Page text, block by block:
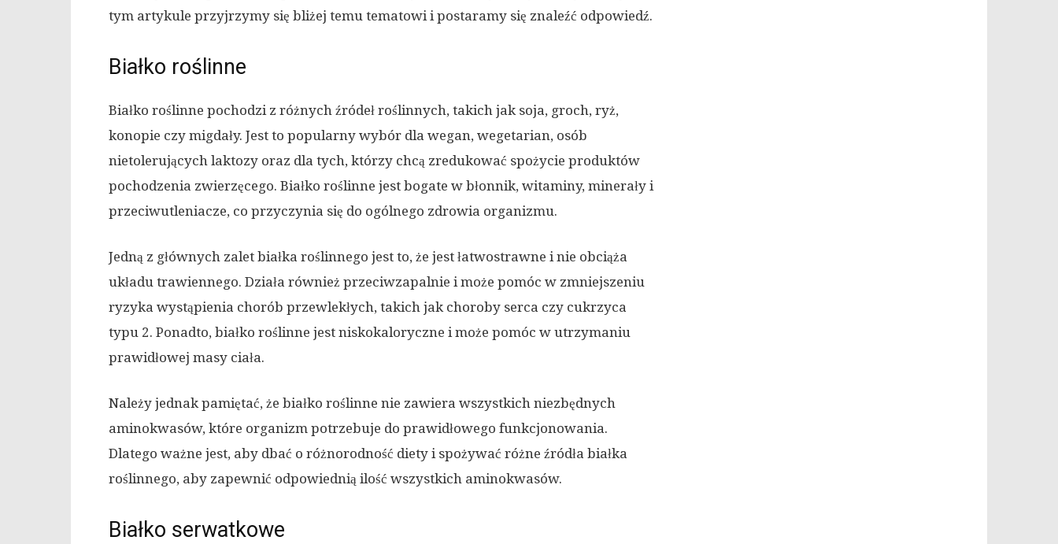
tym artykule przyjrzymy się bliżej temu tematowi i postaramy się znaleźć odpowiedź.
Białko roślinne
Białko roślinne pochodzi z różnych źródeł roślinnych, takich jak soja, groch, ryż,
konopie czy migdały. Jest to popularny wybór dla wegan, wegetarian, osób
nietolerujących laktozy oraz dla tych, którzy chcą zredukować spożycie produktów
pochodzenia zwierzęcego. Białko roślinne jest bogate w błonnik, witaminy, minerały i
przeciwutleniacze, co przyczynia się do ogólnego zdrowia organizmu.
Jedną z głównych zalet białka roślinnego jest to, że jest łatwostrawne i nie obciąża
układu trawiennego. Działa również przeciwzapalnie i może pomóc w zmniejszeniu
ryzyka wystąpienia chorób przewlekłych, takich jak choroby serca czy cukrzyca
typu 2. Ponadto, białko roślinne jest niskokaloryczne i może pomóc w utrzymaniu
prawidłowej masy ciała.
Należy jednak pamiętać, że białko roślinne nie zawiera wszystkich niezbędnych
aminokwasów, które organizm potrzebuje do prawidłowego funkcjonowania.
Dlatego ważne jest, aby dbać o różnorodność diety i spożywać różne źródła białka
roślinnego, aby zapewnić odpowiednią ilość wszystkich aminokwasów.
Białko serwatkowe